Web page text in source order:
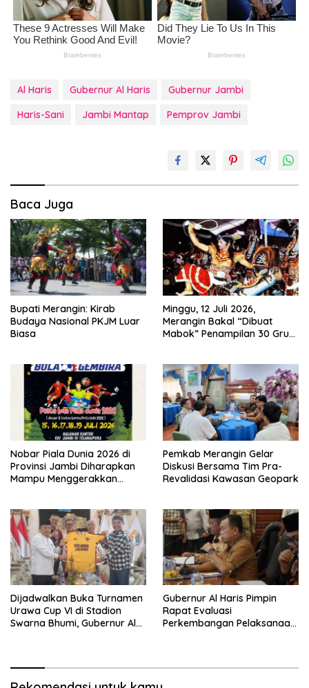
Al Haris Gubernur Al Haris
Gubernur Jambi
Haris-Sani
Jambi Mantap Pemprov Jambi
Baca Juga
Bupati Merangin: Kirab
Budaya Nasional PKJM Luar
Biasa
Minggu, 12 Juli 2026,
Merangin Bakal “Dibuat
Mabok” Penampilan 30 Grup
Nobar Piala Dunia 2026 di
Provinsi Jambi Diharapkan
Mampu Menggerakkan
Pemkab Merangin Gelar
Diskusi Bersama Tim Pra-
Revalidasi Kawasan Geopark
Dijadwalkan Buka Turnamen
Urawa Cup VI di Stadion
Swarna Bhumi, Gubernur Al
Gubernur Al Haris Pimpin
Rapat Evaluasi
Perkembangan Pelaksanaan